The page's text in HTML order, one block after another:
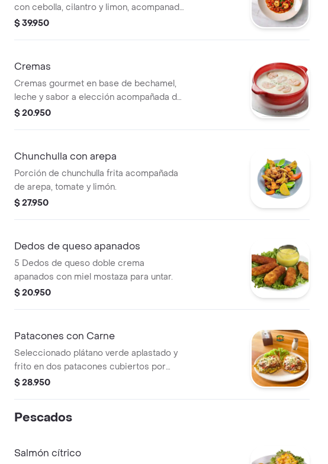
con cebolla, cilantro y limon, acompanado
de galletas saladas.
$ 39.950
Cremas
Cremas gourmet en base de bechamel,
leche y sabor a elección acompañada de
galletas saladas.
$ 20.950
Chunchulla con arepa
Porción de chunchulla frita acompañada
de arepa, tomate y limón.
$ 27.950
Dedos de queso apanados
5 Dedos de queso doble crema
apanados con miel mostaza para untar.
$ 20.950
Patacones con Carne
Seleccionado plátano verde aplastado y
frito en dos patacones cubiertos por
guacamole, pico de gallo, crema agría y
$ 28.950
Pescados
Salmón cítrico